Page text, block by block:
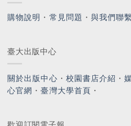
購物說明 ・ 常見問題 ・與我們聯繫
臺大出版中心
關於出版中心 ・ 校園書店介紹 ・
心官網 ・臺灣大學首頁 ・